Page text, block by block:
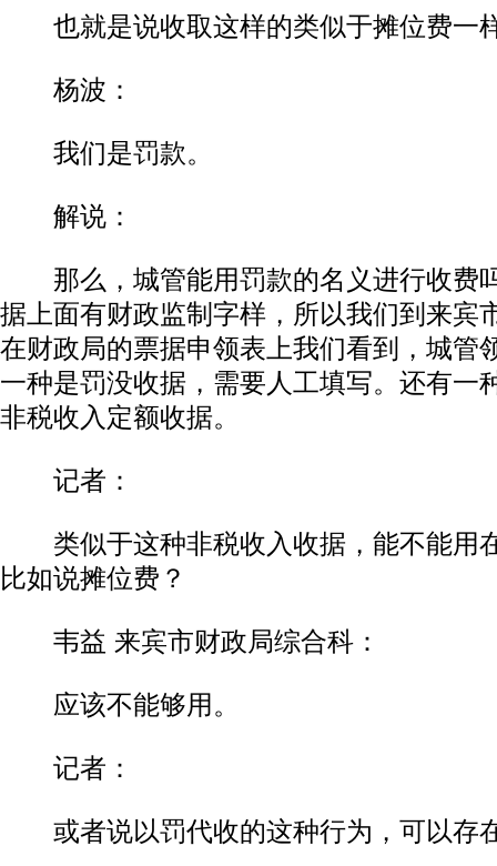
也就是说收取这样的类似于摊位费一
杨波：
我们是罚款。
解说：
那么，城管能用罚款的名义进行收费
据上面有财政监制字样，所以我们到来宾
在财政局的票据申领表上我们看到，城管
一种是罚没收据，需要人工填写。还有一
非税收入定额收据。
记者：
类似于这种非税收入收据，能不能用
比如说摊位费？
韦益 来宾市财政局综合科：
应该不能够用。
记者：
或者说以罚代收的这种行为，可以存